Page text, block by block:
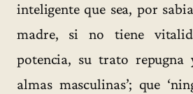
inteligente que sea, por
madre, si no tiene
potencia, su trato
almas masculinas’; que